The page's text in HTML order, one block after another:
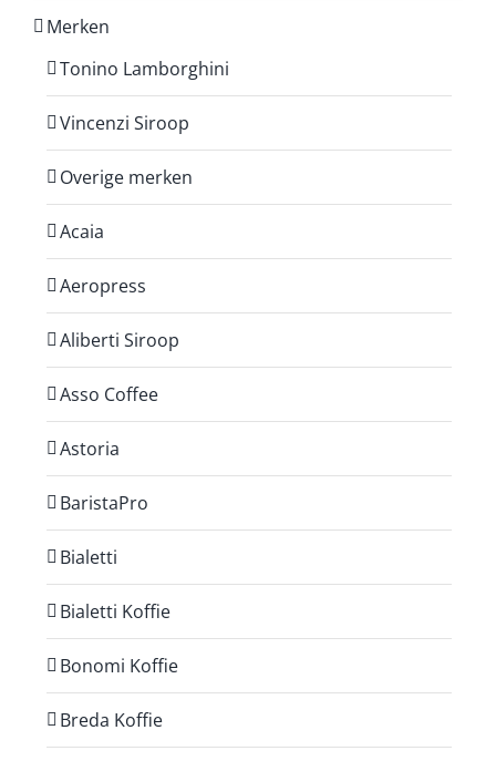
Merken
Tonino Lamborghini
Vincenzi Siroop
Overige merken
Acaia
Aeropress
Aliberti Siroop
Asso Coffee
Astoria
BaristaPro
Bialetti
Bialetti Koffie
Bonomi Koffie
Breda Koffie